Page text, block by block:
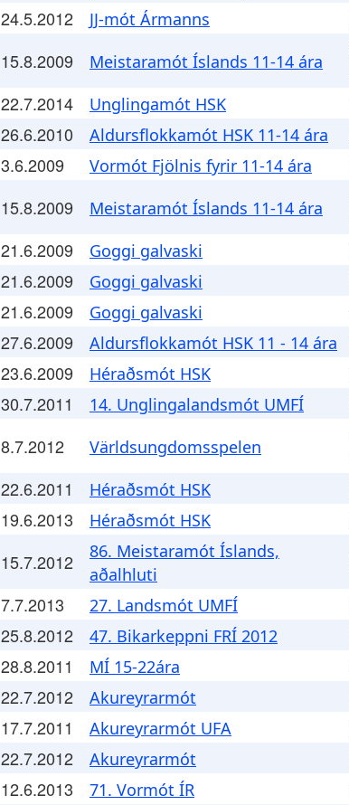
24.5.2012 JJ-mót Ármanns
15.8.2009 Meistaramót Íslands 11-14 ára
22.7.2014 Unglingamót HSK
26.6.2010 Aldursflokkamót HSK 11-14 ára
3.6.2009 Vormót Fjölnis fyrir 11-14 ára
15.8.2009 Meistaramót Íslands 11-14 ára
21.6.2009 Goggi galvaski
21.6.2009 Goggi galvaski
21.6.2009 Goggi galvaski
27.6.2009 Aldursflokkamót HSK 11 - 14 ára
23.6.2009 Héraðsmót HSK
30.7.2011 14. Unglingalandsmót UMFÍ
8.7.2012 Världsungdomsspelen
22.6.2011 Héraðsmót HSK
19.6.2013 Héraðsmót HSK
15.7.2012
86. Meistaramót Íslands,
aðalhluti
7.7.2013 27. Landsmót UMFÍ
25.8.2012 47. Bikarkeppni FRÍ 2012
28.8.2011 MÍ 15-22ára
22.7.2012 Akureyrarmót
17.7.2011 Akureyrarmót UFA
22.7.2012 Akureyrarmót
12.6.2013 71. Vormót ÍR